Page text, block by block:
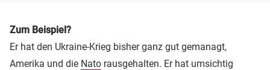
Zum Beispiel?
Er hat den Ukraine-Krieg bisher ganz gut gemanagt,
Amerika und die Nato rausgehalten. Er hat umsichtig